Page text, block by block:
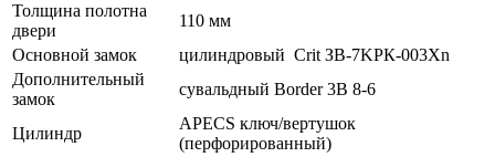
Толщина полотна
двери
110 мм
Основной замок
цилиндровый Crit ЗВ-7KРК-003Xn
Дополнительный
замок
сувальдный Border 3B 8-6
Цилиндр
APECS ключ/вертушок
(перфорированный)